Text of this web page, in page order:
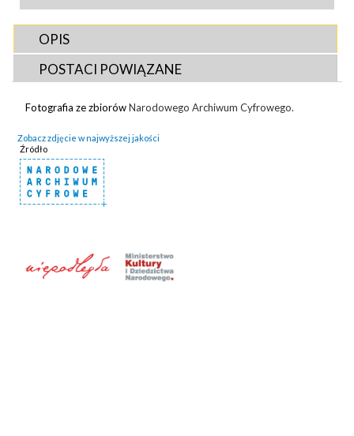
OPIS
POSTACI POWIĄZANE
Fotografia ze zbiorówNarodowego Archiwum Cyfrowego.
Zobacz zdjęcie w najwyższej jakości
Źródło